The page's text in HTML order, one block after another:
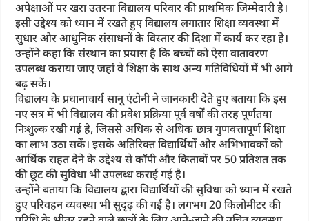
अपेक्षाओं पर खरा उतरना विद्यालय परिवार की प्राथमिक जिम्मेदारी है।
इसी उद्देश्य को ध्यान में रखते हुए विद्यालय लगातार शिक्षा व्यवस्था में
सुधार और आधुनिक संसाधनों के विस्तार की दिशा में कार्य कर रहा है।
उन्होंने कहा कि संस्थान का प्रयास है कि बच्चों को ऐसा वातावरण
उपलब्ध कराया जाए जहां वे शिक्षा के साथ अन्य गतिविधियों में भी आगे
बढ़ सकें।
विद्यालय के प्रधानाचार्य सानू एंटोनी ने जानकारी देते हुए बताया कि इस
नए सत्र में भी विद्यालय की प्रवेश प्रक्रिया पूर्व वर्षों की तरह पूर्णतया
निःशुल्क रखी गई है, जिससे अधिक से अधिक छात्र गुणवत्तापूर्ण शिक्षा
का लाभ उठा सकें। इसके अतिरिक्त विद्यार्थियों और अभिभावकों को
आर्थिक राहत देने के उद्देश्य से कॉपी और किताबों पर 50 प्रतिशत तक
की छूट की सुविधा भी उपलब्ध कराई गई है।
उन्होंने बताया कि विद्यालय द्वारा विद्यार्थियों की सुविधा को ध्यान में रखते
हुए परिवहन व्यवस्था भी सुदृढ़ की गई है। लगभग 20 किलोमीटर की